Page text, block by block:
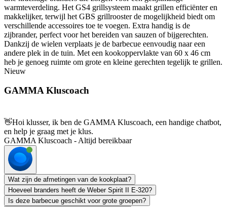
warmteverdeling. Het GS4 grillsysteem maakt grillen efficiënter en
makkelijker, terwijl het GBS grillrooster de mogelijkheid biedt om
verschillende accessoires toe te voegen. Extra handig is de
zijbrander, perfect voor het bereiden van sauzen of bijgerechten.
Dankzij de wielen verplaats je de barbecue eenvoudig naar een
andere plek in de tuin. Met een kookoppervlakte van 60 x 46 cm
heb je genoeg ruimte om grote en kleine gerechten tegelijk te grillen.
Nieuw
GAMMA Kluscoach
👋Hoi klusser, ik ben de GAMMA Kluscoach, een handige chatbot,
en help je graag met je klus.
GAMMA Kluscoach - Altijd bereikbaar
Wat zijn de afmetingen van de kookplaat?
Hoeveel branders heeft de Weber Spirit II E-320?
Is deze barbecue geschikt voor grote groepen?